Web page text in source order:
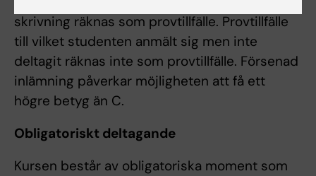
skrivning räknas som provtillfälle. Provtillfälle
till vilket studenten anmält sig men inte
deltagit räknas inte som provtillfälle. Försenad
inlämning påverkar möjligheten att få ett
högre betyg än C.
Obligatoriskt deltagande
Kursen består av obligatoriska moment som